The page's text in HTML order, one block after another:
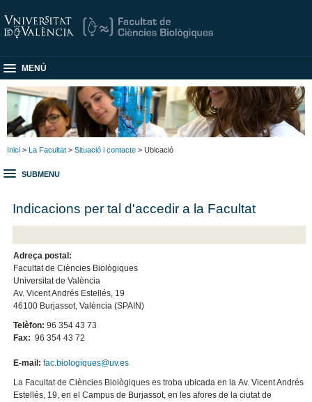
MENÚ
Inici > La Facultat > Situació i contacte > Ubicació
SUBMENU
Indicacions per tal d'accedir a la Facultat
Adreça postal:
Facultat de Ciències Biològiques
Universitat de València
Av. Vicent Andrés Estellés, 19
46100 Burjassot, València (SPAIN)
Telèfon: 96 354 43 73
Fax: 96 354 43 72
E-mail: fac.biologiques@uv.es
La Facultat de Ciències Biològiques es troba ubicada en laAv. Vicent Andrés
Estellés, 19, en el Campus de Burjassot, en les afores de la ciutat de